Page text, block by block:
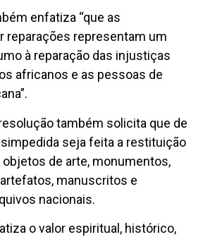
enfatiza “que as
reparações representam um
à reparação das injustiças
africanos e as pessoas de
também solicita que de
seja feita a restituição
de arte, monumentos,
manuscritos e
nacionais.
o valor espiritual, histórico,